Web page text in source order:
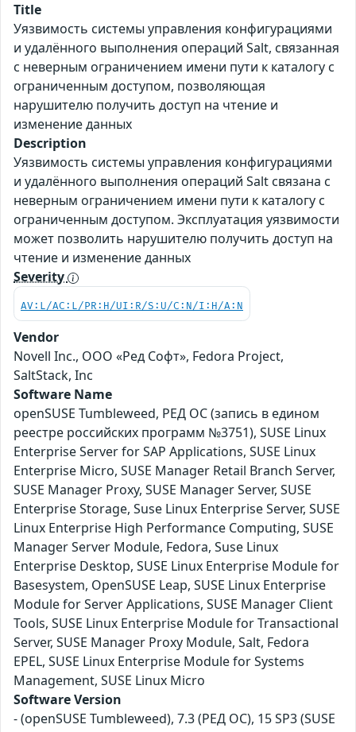
Title
Уязвимость системы управления конфигурациями
и удалённого выполнения операций Salt, связанная
с неверным ограничением имени пути к каталогу с
ограниченным доступом, позволяющая
нарушителю получить доступ на чтение и
изменение данных
Description
Уязвимость системы управления конфигурациями
и удалённого выполнения операций Salt связана с
неверным ограничением имени пути к каталогу с
ограниченным доступом. Эксплуатация уязвимости
может позволить нарушителю получить доступ на
чтение и изменение данных
Severity
AV:L/AC:L/PR:H/UI:R/S:U/C:N/I:H/A:N
Vendor
Novell Inc., ООО «Ред Софт», Fedora Project,
SaltStack, Inc
Software Name
openSUSE Tumbleweed, РЕД ОС (запись в едином
реестре российских программ №3751), SUSE Linux
Enterprise Server for SAP Applications, SUSE Linux
Enterprise Micro, SUSE Manager Retail Branch Server,
SUSE Manager Proxy, SUSE Manager Server, SUSE
Enterprise Storage, Suse Linux Enterprise Server, SUSE
Linux Enterprise High Performance Computing, SUSE
Manager Server Module, Fedora, Suse Linux
Enterprise Desktop, SUSE Linux Enterprise Module for
Basesystem, OpenSUSE Leap, SUSE Linux Enterprise
Module for Server Applications, SUSE Manager Client
Tools, SUSE Linux Enterprise Module for Transactional
Server, SUSE Manager Proxy Module, Salt, Fedora
EPEL, SUSE Linux Enterprise Module for Systems
Management, SUSE Linux Micro
Software Version
- (openSUSE Tumbleweed), 7.3 (РЕД ОС), 15 SP3 (SUSE